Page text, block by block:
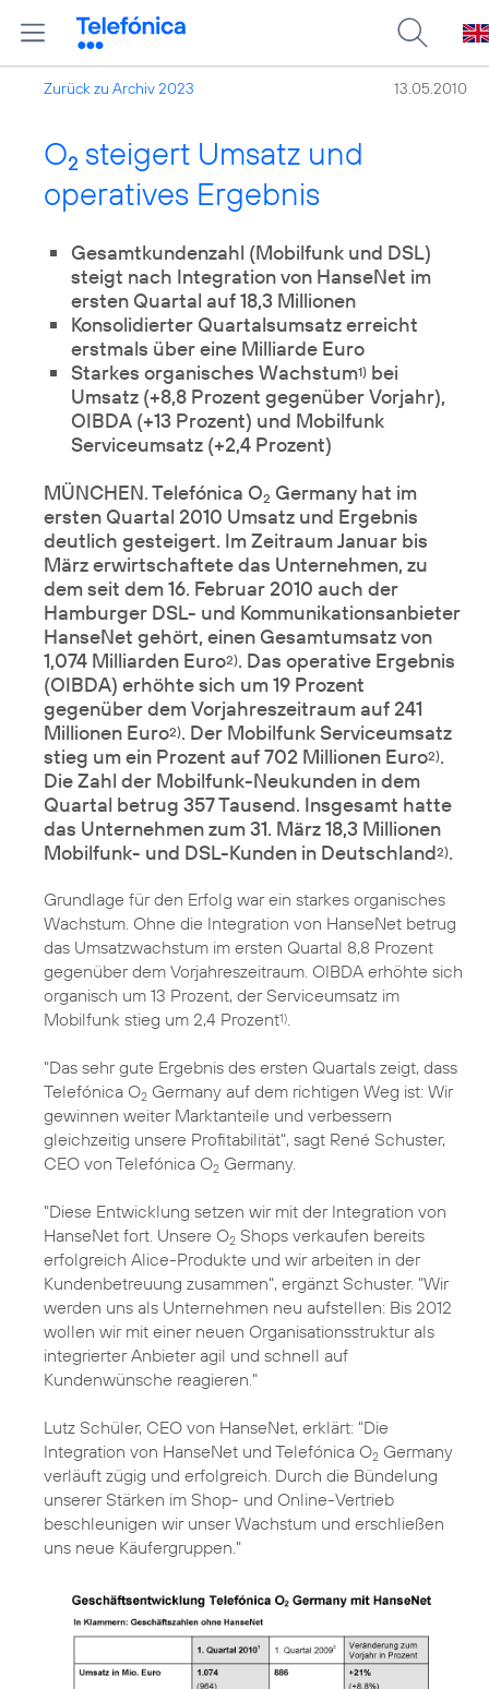
Zurück zu Archiv 2023 13.05.2010
O2 steigert Umsatz und
operatives Ergebnis
Gesamtkundenzahl (Mobilfunk und DSL)
steigt nach Integration von HanseNet im
ersten Quartal auf 18,3 Millionen
Konsolidierter Quartalsumsatz erreicht
erstmals über eine Milliarde Euro
Starkes organisches Wachstum1) bei
Umsatz (+8,8 Prozent gegenüber Vorjahr),
OIBDA (+13 Prozent) und Mobilfunk
Serviceumsatz (+2,4 Prozent)
MÜNCHEN. Telefónica O2 Germany hat im
ersten Quartal 2010 Umsatz und Ergebnis
deutlich gesteigert. Im Zeitraum Januar bis
März erwirtschaftete das Unternehmen, zu
dem seit dem 16. Februar 2010 auch der
Hamburger DSL- und Kommunikationsanbieter
HanseNet gehört, einen Gesamtumsatz von
1,074 Milliarden Euro2). Das operative Ergebnis
(OIBDA) erhöhte sich um 19 Prozent
gegenüber dem Vorjahreszeitraum auf 241
Millionen Euro2). Der Mobilfunk Serviceumsatz
stieg um ein Prozent auf 702 Millionen Euro2).
Die Zahl der Mobilfunk-Neukunden in dem
Quartal betrug 357 Tausend. Insgesamt hatte
das Unternehmen zum 31. März 18,3 Millionen
Mobilfunk- und DSL-Kunden in Deutschland2).
Grundlage für den Erfolg war ein starkes organisches
Wachstum. Ohne die Integration von HanseNet betrug
das Umsatzwachstum im ersten Quartal 8,8 Prozent
gegenüber dem Vorjahreszeitraum. OIBDA erhöhte sich
organisch um 13 Prozent, der Serviceumsatz im
Mobilfunk stieg um 2,4 Prozent1).
"Das sehr gute Ergebnis des ersten Quartals zeigt, dass
Telefónica O2 Germany auf dem richtigen Weg ist: Wir
gewinnen weiter Marktanteile und verbessern
gleichzeitig unsere Profitabilität", sagt René Schuster,
CEO von Telefónica O2 Germany.
"Diese Entwicklung setzen wir mit der Integration von
HanseNet fort. Unsere O2 Shops verkaufen bereits
erfolgreich Alice-Produkte und wir arbeiten in der
Kundenbetreuung zusammen", ergänzt Schuster. "Wir
werden uns als Unternehmen neu aufstellen: Bis 2012
wollen wir mit einer neuen Organisationsstruktur als
integrierter Anbieter agil und schnell auf
Kundenwünsche reagieren."
Lutz Schüler, CEO von HanseNet, erklärt: "Die
Integration von HanseNet und Telefónica O2 Germany
verläuft zügig und erfolgreich. Durch die Bündelung
unserer Stärken im Shop- und Online-Vertrieb
beschleunigen wir unser Wachstum und erschließen
uns neue Käufergruppen."